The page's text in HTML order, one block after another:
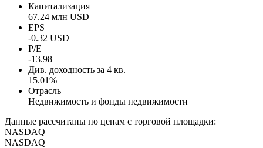
Капитализация
67.24 млн USD
EPS
-0.32 USD
P/E
-13.98
Див. доходность за 4 кв.
15.01%
Отрасль
Недвижимость и фонды недвижимости
Данные рассчитаны по ценам с торговой площадки:
NASDAQ
NASDAQ